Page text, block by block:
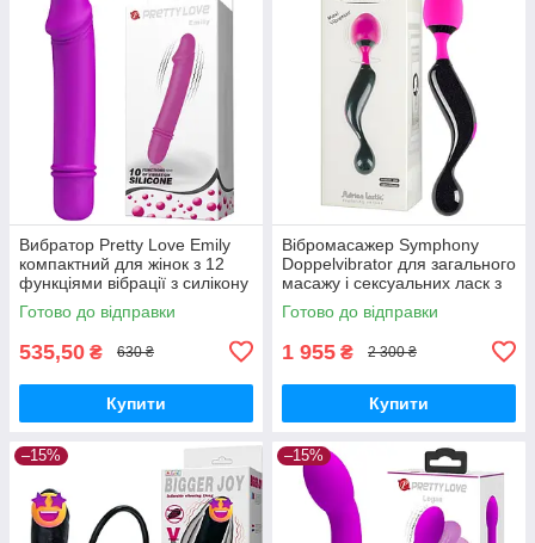
Вибратор Pretty Love Emily
компактний для жінок з 12
функціями вібрації з силікону
для інтимного задоволення
Готово до відправки
535,50 ₴ 630 ₴
Купити
Вібромасажер Symphony
Doppelvibrator для загального
масажу і сексуальних ласк з
10 режимами гіпоалергенний
Готово до відправки
1 955 ₴ 2 300 ₴
Купити
–15% –15%